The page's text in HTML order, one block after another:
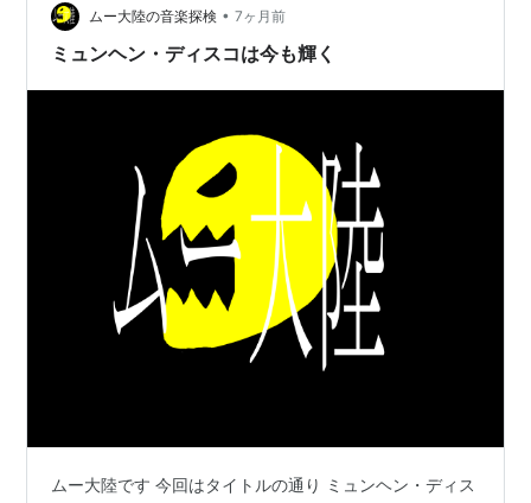
注意も全く効き目がありません。 効くわけがありませ
ん。 「男の子はげんきがよくなくっちゃねー」とご満悦
ムー大陸の音楽探検 • 7ヶ月前
ミュンヘン・ディスコは今も輝く
ムー大陸です 今回はタイトルの通り ミュンヘン・ディス